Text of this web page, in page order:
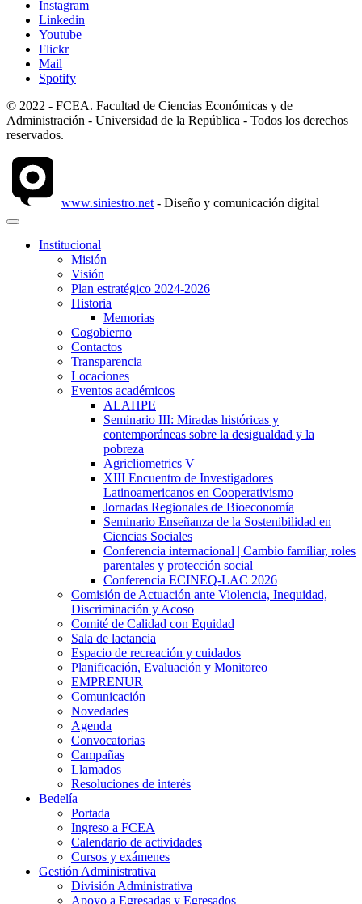
Instagram
Linkedin
Youtube
Flickr
Mail
Spotify
© 2022 - FCEA. Facultad de Ciencias Económicas y de
Administración - Universidad de la República - Todos los derechos
reservados.
www.siniestro.net - Diseño y comunicación digital
Institucional
Misión
Visión
Plan estratégico 2024-2026
Historia
Memorias
Cogobierno
Contactos
Transparencia
Locaciones
Eventos académicos
ALAHPE
Seminario III: Miradas históricas y
contemporáneas sobre la desigualdad y la
pobreza
Agricliometrics V
XIII Encuentro de Investigadores
Latinoamericanos en Cooperativismo
Jornadas Regionales de Bioeconomía
Seminario Enseñanza de la Sostenibilidad en
Ciencias Sociales
Conferencia internacional | Cambio familiar, roles
parentales y protección social
Conferencia ECINEQ-LAC 2026
Comisión de Actuación ante Violencia, Inequidad,
Discriminación y Acoso
Comité de Calidad con Equidad
Sala de lactancia
Espacio de recreación y cuidados
Planificación, Evaluación y Monitoreo
EMPRENUR
Comunicación
Novedades
Agenda
Convocatorias
Campañas
Llamados
Resoluciones de interés
Bedelía
Portada
Ingreso a FCEA
Calendario de actividades
Cursos y exámenes
Gestión Administrativa
División Administrativa
Apoyo a Egresadas y Egresados